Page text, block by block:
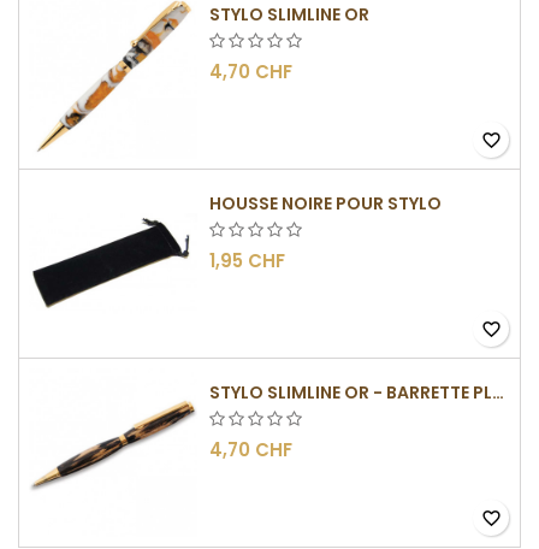
STYLO SLIMLINE OR
4,70 CHF
favorite_border
HOUSSE NOIRE POUR STYLO
1,95 CHF
favorite_border
STYLO SLIMLINE OR - BARRETTE PLATE
4,70 CHF
favorite_border